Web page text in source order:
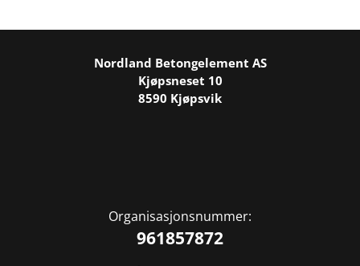
Nordland Betongelement AS
Kjøpsneset 10
8590 Kjøpsvik
Organisasjonsnummer:
961857872